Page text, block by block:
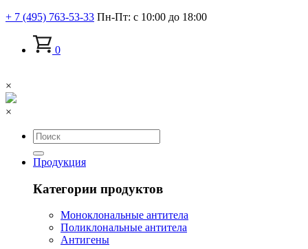
+ 7 (495) 763-53-33 Пн-Пт: с 10:00 до 18:00
0
×
×
Продукция
Категории продуктов
Моноклональные антитела
Поликлональные антитела
Антигены